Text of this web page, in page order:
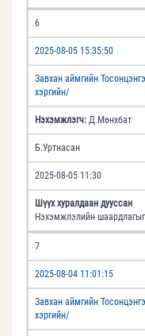
6
2025-08-05 15:35:50
Завхан аймгийн
хэргийн/
Нэхэмжлэгч: Д.Мөнхбат
Б.Уртнасан
2025-08-05 11:30
Шүүх хуралдаан дууссан
Нэхэмжлэлийн
7
2025-08-04 11:01:15
Завхан аймгийн
хэргийн/